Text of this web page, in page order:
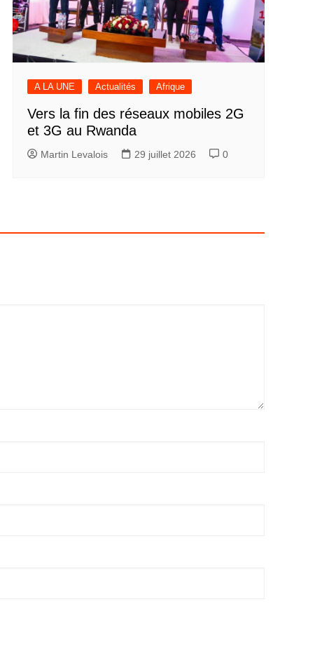
A LA UNE Actualités Afrique
Vers la fin des réseaux mobiles 2G
et 3G au Rwanda
Martin Levalois 29 juillet 2026 0